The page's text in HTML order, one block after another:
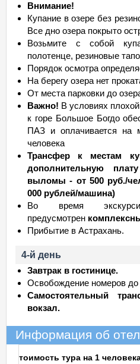
Внимание!
Купание в озере без
Все дно озера покрыто
Возьмите с собой
полотенце, резиновые
Порядок осмотра
На берегу озера нет
От места парковки до
Важно! В условиях
к горе Большое Богдо
ПАЗ и оплачивается на
человека
Трансфер к местам
дополнительную
выломы - от 500 руб./
000 рублей/машина)
Во время
предусмотрен
Прибытие в Астрахань.
4-й день
Завтрак в гостинице.
Освобождение номеров до
Самостоятельный
вокзал.
Информация об
тоимость тура на 1